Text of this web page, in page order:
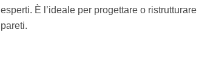
esperti. È l’ideale per progettare o
pareti.